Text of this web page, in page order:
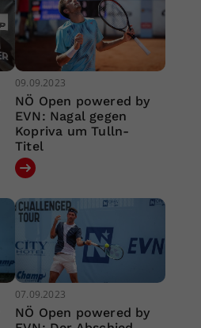
09.09.2023
NÖ Open powered by
EVN: Nagal gegen
Kopriva um Tulln-
Titel
07.09.2023
NÖ Open powered by